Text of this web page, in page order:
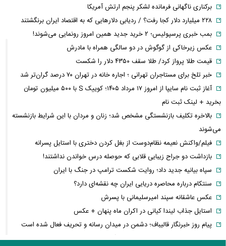
برکناری ناگهانی فرمانده لشکر پنجم ارتش آمریکا
۲۲۸ میلیارد دلار کجا رفت؟ / ردیابی دلارهایی که به اقتصاد ایران برنگشتند
بمب خبری پرسپولیس؛ ۲ خرید جدید همین امروز رونمایی می‌شوند!
عکس زیرخاکی از گوگوش در دو سالگی همراه با مادرش
قیمت طلا پرواز کرد/ طلا سقف ۴۳۵۰ دلار را شکست
خبر تلخ برای مستاجران تهرانی ؛ اجاره خانه در تهران ۷۰ درصد گران‌تر شد
آغاز ثبت نام سایپا از امروز ۱۷ مرداد ۱۴۰۵؛ کوییک S با ۵۰۰ میلیون تومان
بخرید + لینک ثبت نام
بالاخره تکلیف بازنشستگی مشخص شد؛ زنان و مردان با این شرایط بازنشسته
می‌شوند
فیلم/واکنش نعیمه نظام‌دوست از بغل کردن دختری با استایل پسرانه
بازداشت دو جراح زیبایی قلابی که حوصله درس خواندن نداشتند!
سپاه بیانیه جدید داد؛ روایت شکست ترامپ در جنگ با ایران
سنتکام درباره محاصره دریایی ایران چه نقشه‌ای دارد؟
عکس عاشقانه سپند امیرسلیمانی با پسرش
استایل جذاب لیندا کیانی در اکران ماه پنهان + عکس
پیام روز خبرنگار قالیباف؛ دشمن در میدان رسانه و تحریف فعال شده است
تورم به کدام خانوارها بیشتر فشار می‌آورد؟ شکاف ۱۵.۲ درصدی دهک‌ها